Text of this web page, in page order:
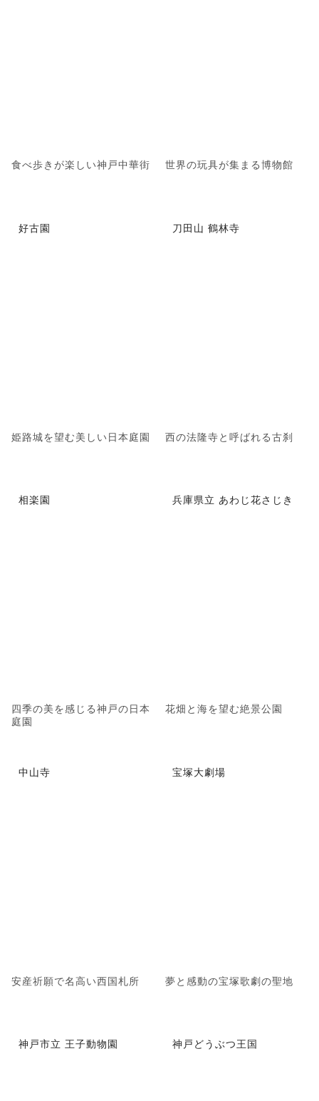
食べ歩きが楽しい神戸中華街 世界の玩具が集まる博物館
好古園
姫路城を望む美しい日本庭園
刀田山 鶴林寺
西の法隆寺と呼ばれる古刹
相楽園
四季の美を感じる神戸の日本
庭園
兵庫県立 あわじ花さじき
花畑と海を望む絶景公園
中山寺
安産祈願で名高い西国札所
宝塚大劇場
夢と感動の宝塚歌劇の聖地
神戸市立 王子動物園 神戸どうぶつ王国